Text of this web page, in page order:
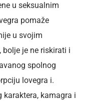
u seksualnim
pomaže
u svojim
je ne riskirati i
spolnog
lovegra i.
kamagra i